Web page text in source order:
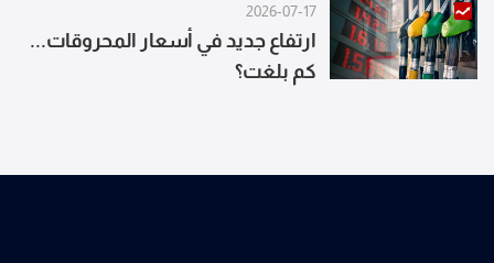
2026-07-17
ارتفاع جديد في أسعار المحروقات...
كم بلغت؟